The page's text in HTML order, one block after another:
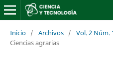
Inicio / Archivos / Vol. 2 Núm.
Ciencias agrarias